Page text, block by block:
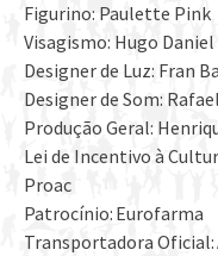
Figurino: Paulette Pink
Visagismo: Hugo Daniel
Designer de Luz: Fran
Designer de Som:
Produção Geral:
Lei de Incentivo à
Proac
Patrocínio: Eurofarma
Transportadora Oficial: